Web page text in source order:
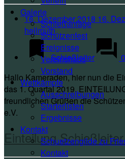
Galerie
Schießanlage
Schützenfest
Ereignisse
Vereinshaus
Vorstand
Wettkämpfe
Ausschreibungen
Starterlisten
Ergebnisse
Kontakt
Schuetzengilde zu
Kontakt
16. Dezember 2018 16.
hellmuth
Schießleiter
Hallo Kameraden, hier nun die
das 1. Quartal 2019.
freundlichen Grüßen die
e.V.
Einteilung